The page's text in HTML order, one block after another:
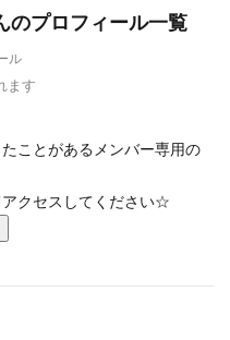
のプロフィール一覧
ル
ます
ことがあるメンバー専用の
クセスしてください☆